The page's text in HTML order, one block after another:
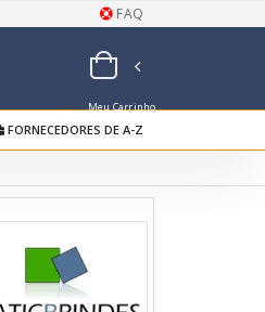
FAQ
Meu Carrinho
de Orçamentos
FORNECEDORES DE A-Z